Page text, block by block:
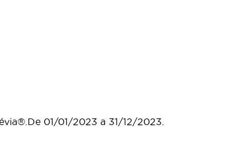
01/01/2023 a 31/12/2023.